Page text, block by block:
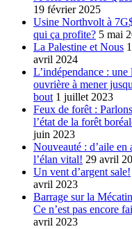
19 février 2025
Usine Northvolt à
qui ça profite? 5 mai
La Palestine et Nous
avril 2024
L’indépendance : une
ouvrière à mener
bout 1 juillet 2023
Feux de forêt :
l’état de la forêt
juin 2023
Nouveauté : d’aile en
l’élan vital! 29 avril
Un vent d’argent sale!
avril 2023
Barrage sur la
Ce n’est pas encore
avril 2023